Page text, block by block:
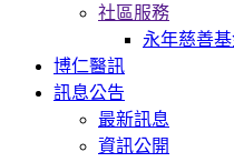
社區服務
永年慈善
博仁醫訊
訊息公告
最新訊息
資訊公開